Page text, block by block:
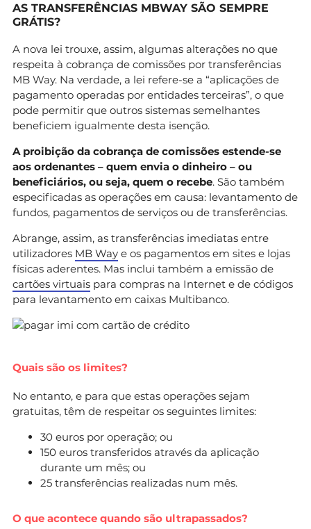
AS TRANSFERÊNCIAS MBWAY SÃO SEMPRE
GRÁTIS?
A nova lei trouxe, assim, algumas alterações no que
respeita à cobrança de comissões por transferências
MB Way. Na verdade, a lei refere-se a “aplicações de
pagamento operadas por entidades terceiras”, o que
pode permitir que outros sistemas semelhantes
beneficiem igualmente desta isenção.
A proibição da cobrança de comissões estende-se
aos ordenantes – quem envia o dinheiro – ou
beneficiários, ou seja, quem o recebe. São também
especificadas as operações em causa: levantamento de
fundos, pagamentos de serviços ou de transferências.
Abrange, assim, as transferências imediatas entre
utilizadores MB Way e os pagamentos em sites e lojas
físicas aderentes. Mas inclui também a emissão de
cartões virtuais para compras na Internet e de códigos
para levantamento em caixas Multibanco.
Quais são os limites?
No entanto, e para que estas operações sejam
gratuitas, têm de respeitar os seguintes limites:
30 euros por operação; ou
150 euros transferidos através da aplicação
durante um mês; ou
25 transferências realizadas num mês.
O que acontece quando são ultrapassados?